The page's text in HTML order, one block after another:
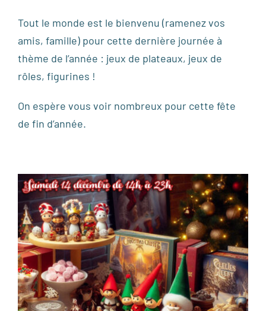
Tout le monde est le bienvenu (ramenez vos
amis, famille) pour cette dernière journée à
thème de l’année : jeux de plateaux, jeux de
rôles, figurines !
On espère vous voir nombreux pour cette fête
de fin d’année.